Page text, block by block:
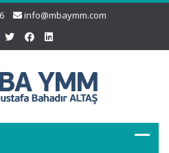
info@mbaymm.com